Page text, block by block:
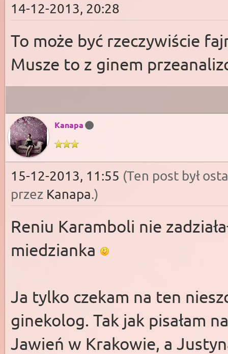
14-12-2013, 20:28
To może być rzeczywiście
Musze to z ginem
Kanapa
15-12-2013, 11:55 (Ten post był
przez Kanapa.)
Reniu Karamboli nie
miedzianka
Ja tylko czekam na ten
ginekolog. Tak jak pisałam
Jawień w Krakowie, a